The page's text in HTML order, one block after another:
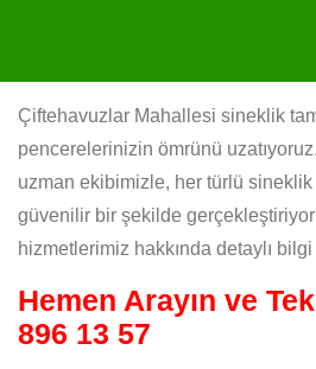
Çiftehavuzlar Mahallesi sineklik
pencerelerinizin ömrünü
uzman ekibimizle, her türlü sineklik
güvenilir bir şekilde
hizmetlerimiz hakkında detaylı
Hemen Arayın ve
896 13 57